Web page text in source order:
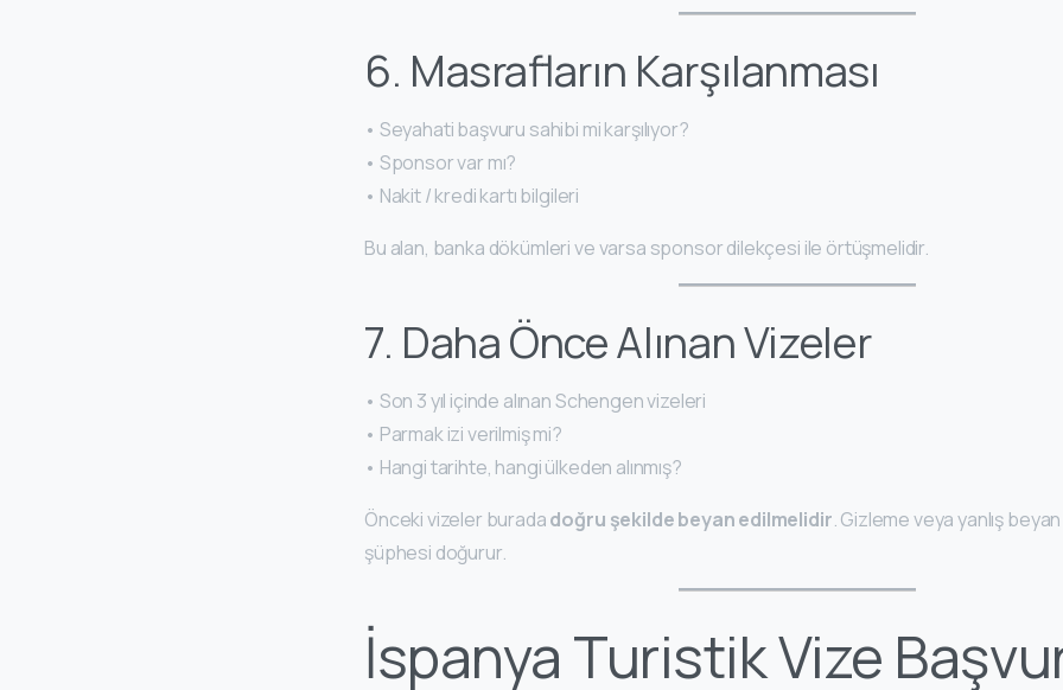
6. Masrafların Karşılanması
• Seyahati başvuru sahibi mi karşılıyor?
• Sponsor var mı?
• Nakit / kredi kartı bilgileri
Bu alan, banka dökümleri ve varsa sponsor dilekçesi ile örtüşmelidir.
7. Daha Önce Alınan Vizeler
• Son 3 yıl içinde alınan Schengen vizeleri
• Parmak izi verilmiş mi?
• Hangi tarihte, hangi ülkeden alınmış?
Önceki vizeler buradadoğru şekilde beyan edilmelidir. Gizleme veya yanlış
şüphesi doğurur.
İspanya Turistik Vize